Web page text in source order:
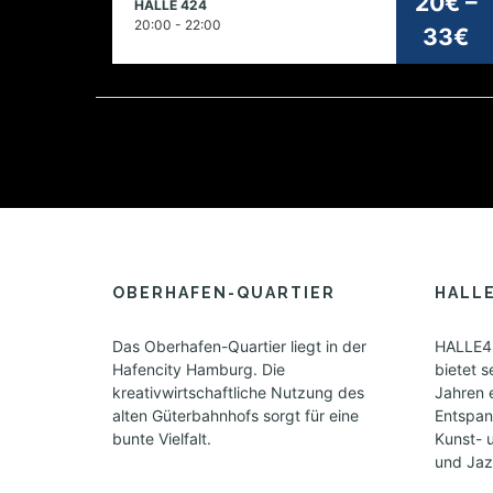
2026
HALLE 424
20:00 - 22:00
33€
OBERHAFEN-QUARTIER
Das Oberhafen-Quartier liegt in der
Hafencity Hamburg. Die
kreativwirtschaftliche Nutzung des
alten Güterbahnhofs sorgt für eine
bunte Vielfalt.
bietet
Jahren
Kunst-
und